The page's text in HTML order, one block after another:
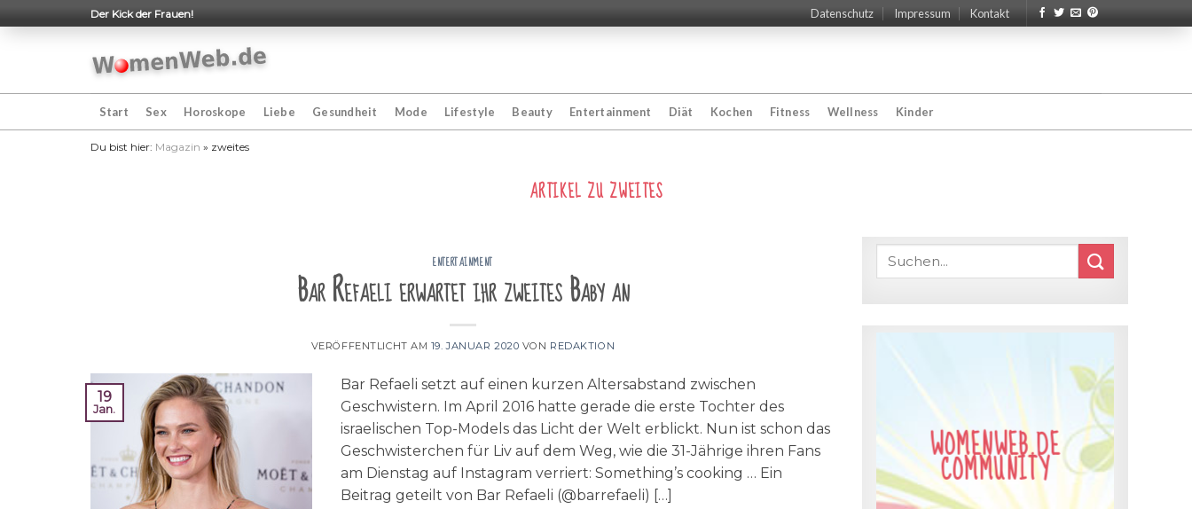
to
Der Kick der Frauen! Datenschutz Impressum Kontakt
Start Sex Horoskope Liebe Gesundheit Mode Lifestyle Beauty Entertainment Diät Kochen Fitness Wellness Kinder
Du bist hier: Magazin » zweites
ARTIKEL ZU ZWEITES
ENTERTAINMENT
Bar Refaeli erwartet ihr zweites Baby an
VERÖFFENTLICHT AM 19. JANUAR 2020 VON REDAKTION
19
Jan.
Bar Refaeli setzt auf einen kurzen Altersabstand zwischen
Geschwistern. Im April 2016 hatte gerade die erste Tochter des
israelischen Top-Models das Licht der Welt erblickt. Nun ist schon das
Geschwisterchen für Liv auf dem Weg, wie die 31-Jährige ihren Fans
am Dienstag auf Instagram verriert: Something’s cooking … Ein
Beitrag geteilt von Bar Refaeli (@barrefaeli) […]
WOMENWEB.DE
COMMUNITY